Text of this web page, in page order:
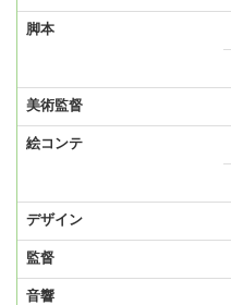
脚本
美術監督
絵コンテ
デザイン
監督
音響